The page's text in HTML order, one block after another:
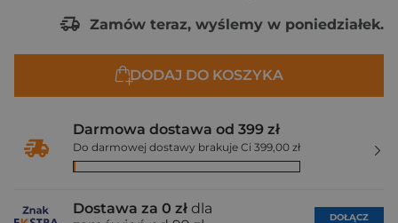
Zamów teraz, wyślemy w poniedziałek.
DODAJ DO KOSZYKA
Darmowa dostawa od 399 zł
Do darmowej dostawy brakuje Ci 399,00 zł
Dostawa za 0 zł dla
DOŁĄCZ